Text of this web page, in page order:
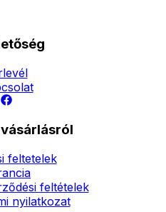
feltetelek
feltételek
nyilatkozat